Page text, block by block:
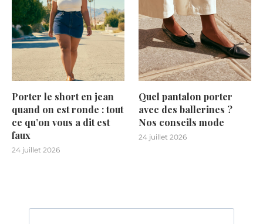
Porter le short en jean
quand on est ronde : tout
ce qu’on vous a dit est
faux
24 juillet 2026
Quel pantalon porter
avec des ballerines ?
Nos conseils mode
24 juillet 2026